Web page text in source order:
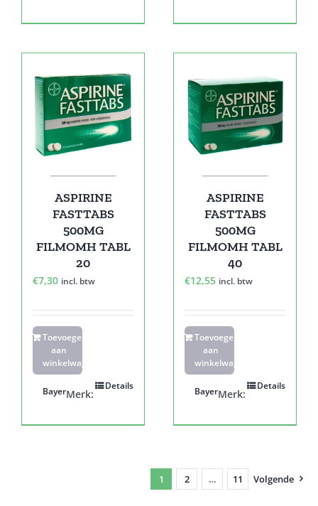
ASPIRINE
FASTTABS
500MG
FILMOMH TABL
20
€7,30 incl. btw
Toevoegen
aan
winkelwagen
Details
Merk:
Bayer
ASPIRINE
FASTTABS
500MG
FILMOMH TABL
40
€12,55 incl. btw
Toevoegen
aan
winkelwagen
Details
Merk:
Bayer
1 2 … 11 Volgende